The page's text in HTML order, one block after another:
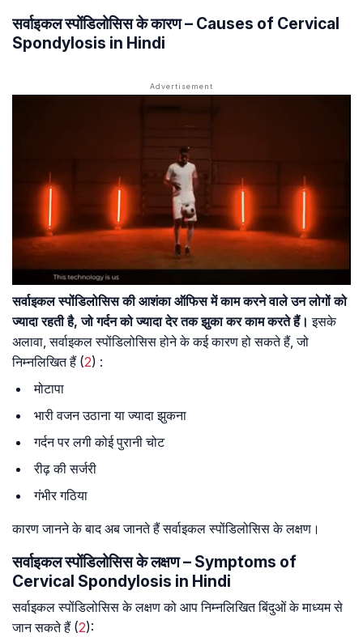
सर्वाइकल स्पोंडिलोसिस के कारण – Causes of Cervical
Spondylosis in Hindi
सर्वाइकल स्पोंडिलोसिस की आशंका ऑफिस में काम करने वाले उन लोगों को
ज्यादा रहती है, जो गर्दन को ज्यादा देर तक झुका कर काम करते हैं। इसके
अलावा, सर्वाइकल स्पोंडिलोसिस होने के कई कारण हो सकते हैं, जो
निम्नलिखित हैं (2) :
मोटापा
भारी वजन उठाना या ज्यादा झुकना
गर्दन पर लगी कोई पुरानी चोट
रीढ़ की सर्जरी
गंभीर गठिया
कारण जानने के बाद अब जानते हैं सर्वाइकल स्पोंडिलोसिस के लक्षण।
सर्वाइकल स्पोंडिलोसिस के लक्षण – Symptoms of
Cervical Spondylosis in Hindi
सर्वाइकल स्पोंडिलोसिस के लक्षण को आप निम्नलिखित बिंदुओं के माध्यम से
जान सकते हैं (2):